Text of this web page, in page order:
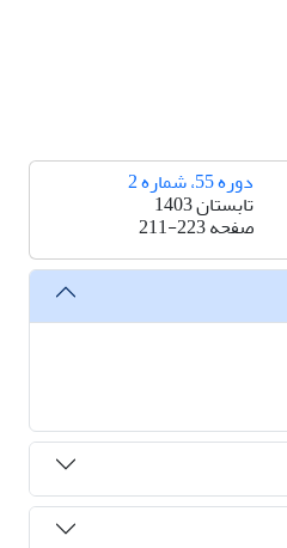
دوره 55، شماره 2
تابستان 1403
صفحه211-223